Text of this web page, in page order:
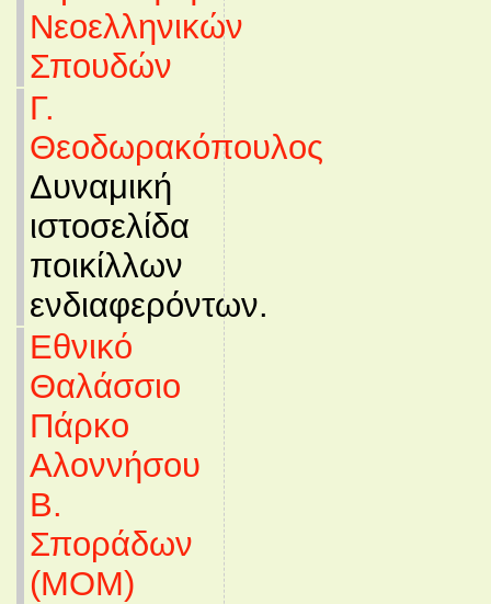
Νεοελληνικών
Σπουδών
Γ.
Θεοδωρακόπουλος
Δυναμική
ιστοσελίδα
ποικίλλων
ενδιαφερόντων.
Εθνικό
Θαλάσσιο
Πάρκο
Αλοννήσου
Β.
Σποράδων
(MOM)